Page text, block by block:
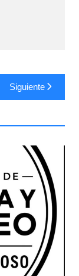
Siguiente